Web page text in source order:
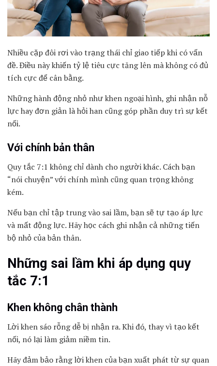
Nhiều cặp đôi rơi vào trạng thái chỉ giao tiếp khi có vấn
đề. Điều này khiến tỷ lệ tiêu cực tăng lên mà không có đủ
tích cực để cân bằng.
Những hành động nhỏ như khen ngoại hình, ghi nhận nỗ
lực hay đơn giản là hỏi han cũng góp phần duy trì sự kết
nối.
Với chính bản thân
Quy tắc 7:1 không chỉ dành cho người khác. Cách bạn
“nói chuyện” với chính mình cũng quan trọng không
kém.
Nếu bạn chỉ tập trung vào sai lầm, bạn sẽ tự tạo áp lực
và mất động lực. Hãy học cách ghi nhận cả những tiến
bộ nhỏ của bản thân.
Những sai lầm khi áp dụng quy
tắc 7:1
Khen không chân thành
Lời khen sáo rỗng dễ bị nhận ra. Khi đó, thay vì tạo kết
nối, nó lại làm giảm niềm tin.
Hãy đảm bảo rằng lời khen của bạn xuất phát từ sự quan